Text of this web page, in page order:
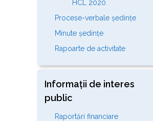
HCL 2020
Procese-verbale ședințe
Minute ședințe
Rapoarte de activitate
Informații de interes
public
Raportări financiare